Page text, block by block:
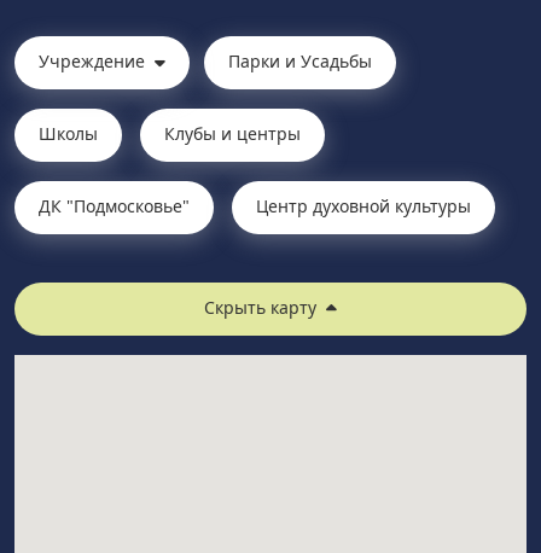
Учреждение Парки и Усадьбы
Школы Клубы и центры
ДК "Подмосковье" Центр духовной культуры
Скрыть карту